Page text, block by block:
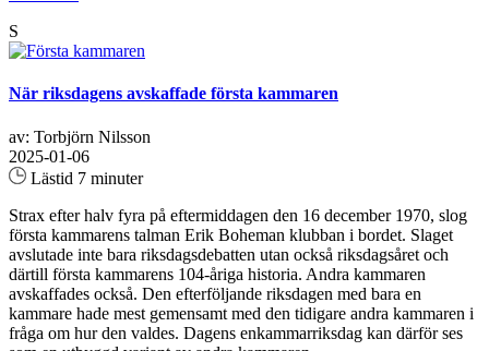
S
När riksdagens avskaffade första kammaren
av: Torbjörn Nilsson
2025-01-06
Lästid 7 minuter
Strax efter halv fyra på eftermiddagen den 16 december 1970, slog
första kammarens talman Erik Boheman klubban i bordet. Slaget
avslutade inte bara riksdagsdebatten utan också riksdagsåret och
därtill första kammarens 104-åriga historia. Andra kammaren
avskaffades också. Den efterföljande riksdagen med bara en
kammare hade mest gemensamt med den tidigare andra kammaren i
fråga om hur den valdes. Dagens enkammarriksdag kan därför ses